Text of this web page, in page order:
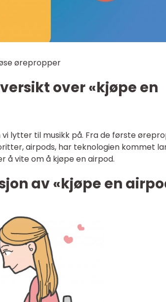
ørepropper
over «kjøpe en
lytter til musikk på. Fra de første
airpods, har teknologien kommet
å vite om å kjøpe en airpod.
av «kjøpe en